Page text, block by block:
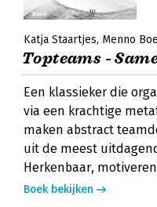
Katja Staartjes Menno
Topteams -
Een klassieker die
via een krachtige
maken abstract
uit de meest
Herkenbaar,
Boek bekijken